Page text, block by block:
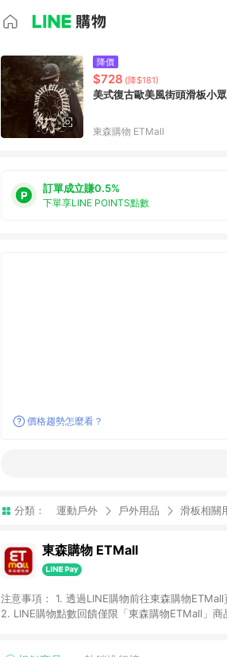
降價
$728 (降$181)
美式復古歐美風街頭滑板小
東森購物 ETMall
訂單成立賺0.5%
下單享LINE POINTS點數
價格趨勢怎麼看？
分類： 運動戶外 戶外用品 滑板相關
東森購物 ETMall
注意事項： 1. 透過LINE購物前往東森購物
2. LINE購物點數回饋僅限「東森購物ETMall」